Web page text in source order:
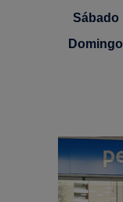
Sábado
Domingo